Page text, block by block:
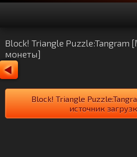
Block! Triangle
монеты]
Block! Triangle
источник